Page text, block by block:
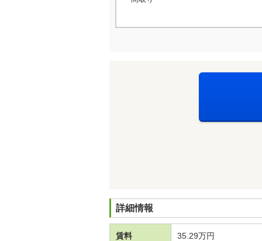
詳細情報
賃料 35.29万円